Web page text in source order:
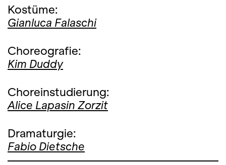
Kostüme:
Gianluca Falaschi
Choreografie:
Kim Duddy
Choreinstudierung:
Alice Lapasin Zorzit
Dramaturgie:
Fabio Dietsche